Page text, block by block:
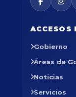
ACCESOS
Gobierno
Áreas de
Noticias
Servicios